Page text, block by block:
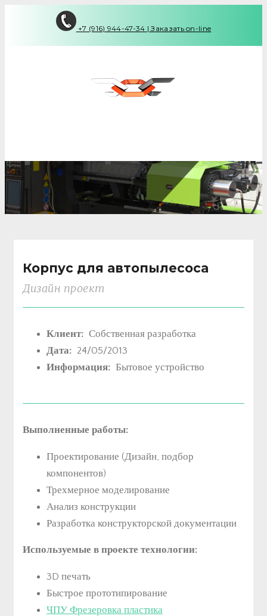
+7 (916) 944-47-34 | Заказать on-line
Корпус для автопылесоса
Дизайн проект
Клиент: Собственная разработка
Дата: 24/05/2013
Информация: Бытовое устройство
Выполненные работы:
Проектирование (Дизайн, подбор
компонентов)
Трехмерное моделирование
Анализ конструкции
Разработка конструкторской документации
Используемые в проекте технологии:
3D печать
Быстрое прототипирование
ЧПУ Фрезеровка пластика